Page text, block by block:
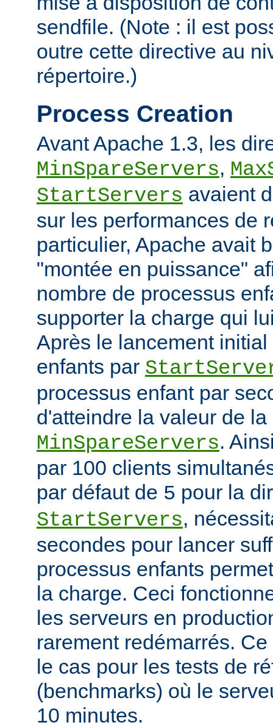
sendfile. (Note : il est
outre cette directive au
répertoire.)
Process Creation
Avant Apache 1.3, les
MinSpareServers,
StartServers avaient
sur les performances de
particulier, Apache avait
"montée en puissance"
nombre de processus
supporter la charge qui
Après le lancement
enfants par
processus enfant par
d'atteindre la valeur de
MinSpareServers.
par 100 clients
par défaut de 5 pour la
StartServers,
secondes pour lancer
processus enfants
la charge. Ceci
les serveurs en
rarement redémarrés.
le cas pour les tests de
(benchmarks) où le
10 minutes.